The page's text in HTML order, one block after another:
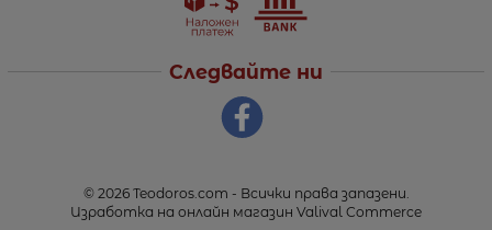
Следвайте ни
© 2026 Teodoros.com - Всички права запазени.
Изработка на онлайн магазин Valival Commerce